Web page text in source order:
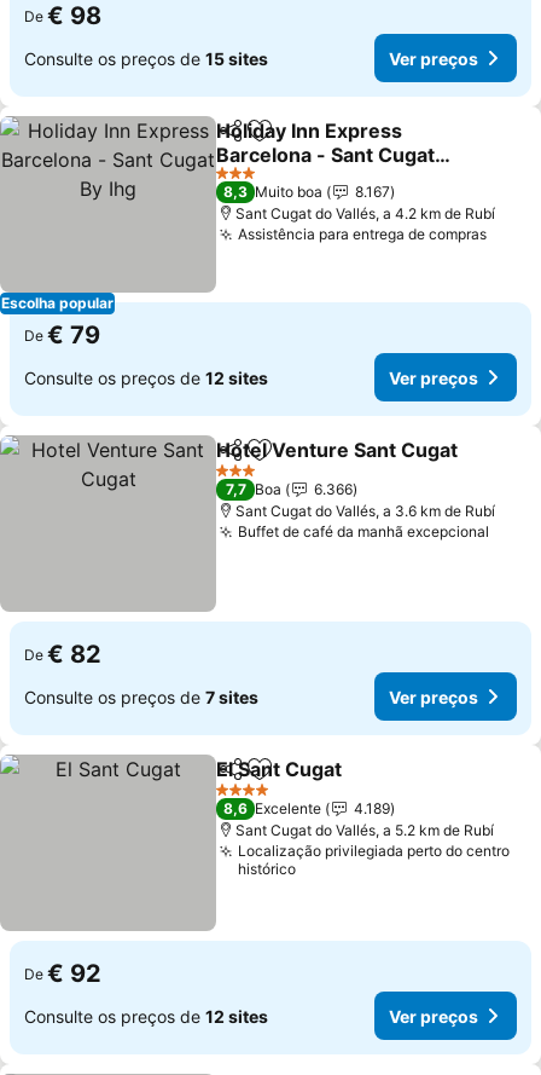
De € 98
Consulte os preços de 15 sites Ver preços
Escolha popular
PartilharAdicionar aos favoritos
Holiday Inn Express
Barcelona - Sant Cugat
By Ihg
3 Estrelas
8,3 Muito boa
8.167
Sant Cugat do Vallés, a 4.2 km de Rubí
Assistência para entrega de compras
De € 79
Consulte os preços de 12 sites Ver preços
PartilharAdicionar aos favoritos
Hotel Venture Sant Cugat
3 Estrelas
7,7 Boa
6.366
Sant Cugat do Vallés, a 3.6 km de Rubí
Buffet de café da manhã excepcional
De € 82
Consulte os preços de 7 sites Ver preços
PartilharAdicionar aos favoritos
El Sant Cugat
4 Estrelas
8,6 Excelente
4.189
Sant Cugat do Vallés, a 5.2 km de Rubí
Localização privilegiada perto do centro
histórico
De € 92
Consulte os preços de 12 sites Ver preços